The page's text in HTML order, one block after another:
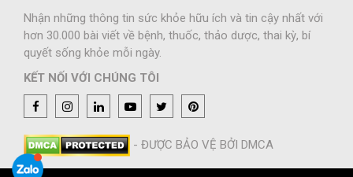
Nhận những thông tin sức khỏe hữu ích và tin cậy nhất với
hơn 30.000 bài viết về bệnh, thuốc, thảo dược, thai kỳ, bí
quyết sống khỏe mỗi ngày.
KẾT NỐI VỚI CHÚNG TÔI
- ĐƯỢC BẢO VỆ BỞI DMCA